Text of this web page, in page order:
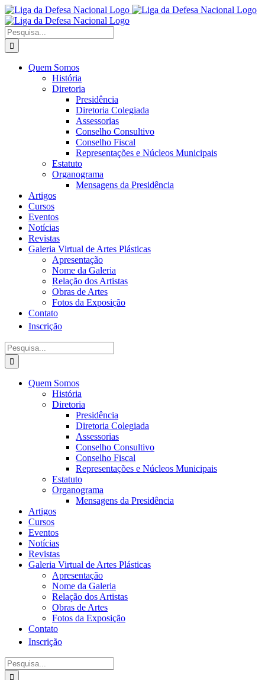
Ir
para
o
conteúdo
Facebook
X
Instagram
Procurar
por:
Quem Somos
História
Diretoria
Presidência
Diretoria Colegiada
Assessorias
Conselho Consultivo
Conselho Fiscal
Representações e Núcleos Municipais
Estatuto
Organograma
Mensagens da Presidência
Artigos
Cursos
Eventos
Notícias
Revistas
Galeria Virtual de Artes Plásticas
Apresentação
Nome da Galeria
Relação dos Artistas
Obras de Artes
Fotos da Exposição
Contato
Inscrição
Procurar
por:
Quem Somos
História
Diretoria
Presidência
Diretoria Colegiada
Assessorias
Conselho Consultivo
Conselho Fiscal
Representações e Núcleos Municipais
Estatuto
Organograma
Mensagens da Presidência
Artigos
Cursos
Eventos
Notícias
Revistas
Galeria Virtual de Artes Plásticas
Apresentação
Nome da Galeria
Relação dos Artistas
Obras de Artes
Fotos da Exposição
Contato
Inscrição
Procurar
por: